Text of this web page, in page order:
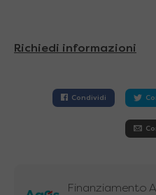
Richiedi informazioni
Condividi
Finanziamento